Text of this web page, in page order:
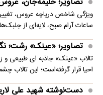
ویژگی شاخص دریاچه عروس،
ساعات آرام صبح، لایه‌ای از
تصاویر؛ «عینک» رشت؛
تالاب «عینک» جاذبه ای طبیعی
احیا قرار گرفته‌است؛ این تالاب